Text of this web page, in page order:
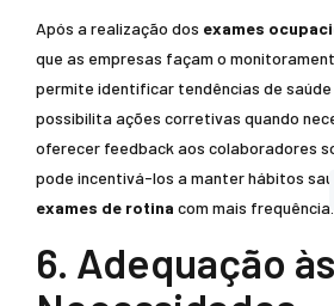
Após a realização dos exames
que as empresas façam o
permite identificar tendências de
possibilita ações corretivas quando
oferecer feedback aos colaboradores
pode incentivá-los a manter hábitos
exames de rotina com mais frequência.
6. Adequação às